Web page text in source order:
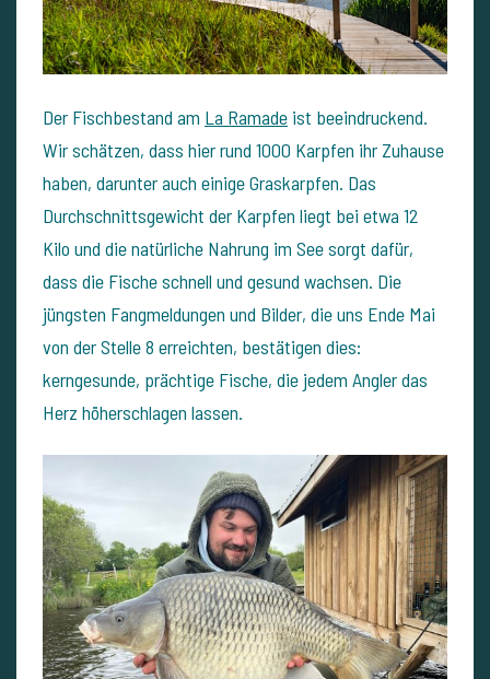
Der Fischbestand am La Ramade ist beeindruckend.
Wir schätzen, dass hier rund 1000 Karpfen ihr Zuhause
haben, darunter auch einige Graskarpfen. Das
Durchschnittsgewicht der Karpfen liegt bei etwa 12
Kilo und die natürliche Nahrung im See sorgt dafür,
dass die Fische schnell und gesund wachsen. Die
jüngsten Fangmeldungen und Bilder, die uns Ende Mai
von der Stelle 8 erreichten, bestätigen dies:
kerngesunde, prächtige Fische, die jedem Angler das
Herz höherschlagen lassen.